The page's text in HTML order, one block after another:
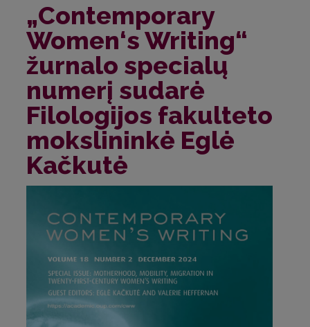
„Contemporary
Women‘s Writing“
žurnalo specialų
numerį sudarė
Filologijos fakulteto
mokslininkė Eglė
Kačkutė